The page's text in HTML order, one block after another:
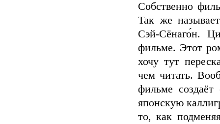
Собственно
Так же
Сэй-Сёнаго́н.
фильме. Этот
хочу тут
чем читать.
фильме
японскую
то, как